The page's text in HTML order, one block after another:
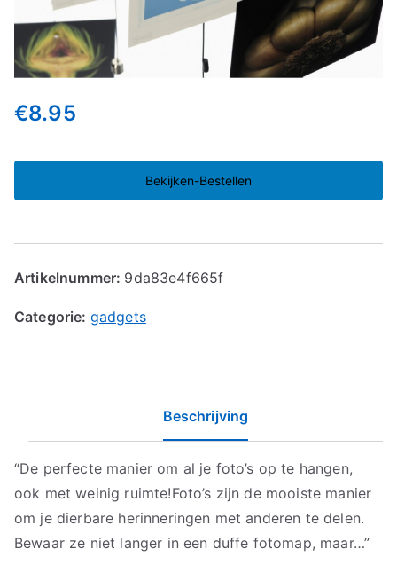
€8.95
Bekijken-Bestellen
Artikelnummer: 9da83e4f665f
Categorie: gadgets
Beschrijving
“De perfecte manier om al je foto’s op te hangen,
ook met weinig ruimte!Foto’s zijn de mooiste manier
om je dierbare herinneringen met anderen te delen.
Bewaar ze niet langer in een duffe fotomap, maar…”